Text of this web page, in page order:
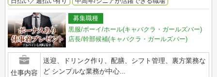
募集職種
黒服/ボーイ/ホール(キャバクラ・ガールズバー)
店長/幹部候補(キャバクラ・ガールズバー)
仕事内容
送迎、ドリンク作り、配膳、シフト管理、裏方業務な
ど シンプルな業務が中心...